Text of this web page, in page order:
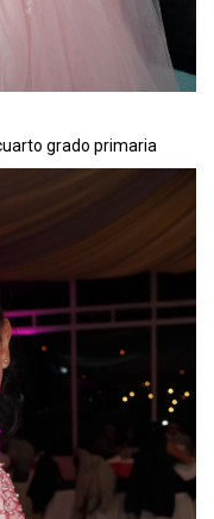
grado primaria